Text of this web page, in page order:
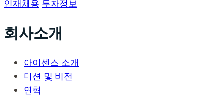
인재채용 투자정보
회사소개
아이센스 소개
미션 및 비전
연혁